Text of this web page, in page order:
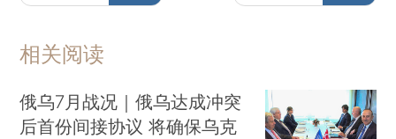
相关阅读
俄乌7月战况｜俄乌达成冲突
后首份间接协议 将确保乌克